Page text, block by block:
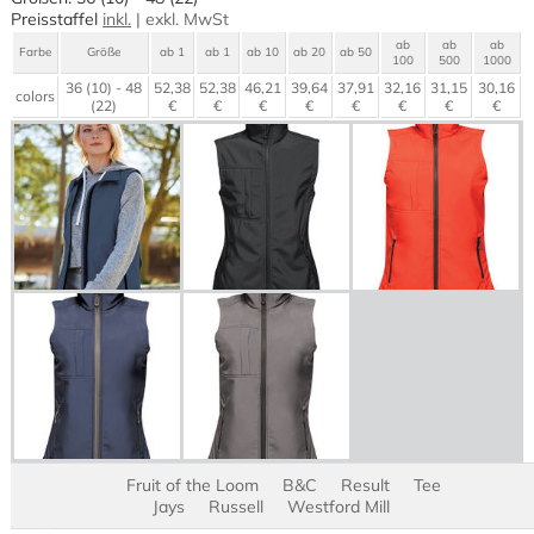
Preisstaffel inkl.| exkl.MwSt
Farbe Größe ab 1 ab 1 ab 10 ab 20 ab 50
ab
100
ab
500
ab
1000
colors
36 (10) - 48
(22)
52,38
€
52,38
€
46,21
€
39,64
€
37,91
€
32,16
€
31,15
€
30,16
€
Fruit of the Loom B&C Result
Tee
Jays
Russell Westford Mill